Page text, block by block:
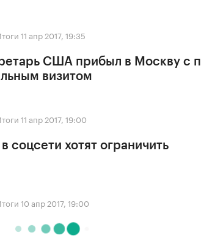
11 апр 2017, 19:35
США прибыл в Москву с
визитом
11 апр 2017, 19:00
соцсети хотят ограничить
10 апр 2017, 19:00